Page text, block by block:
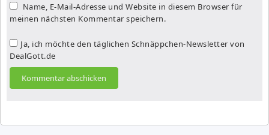
Name, E-Mail-Adresse und Website in diesem Browser für
meinen nächsten Kommentar speichern.
Ja, ich möchte den täglichen Schnäppchen-Newsletter von
DealGott.de